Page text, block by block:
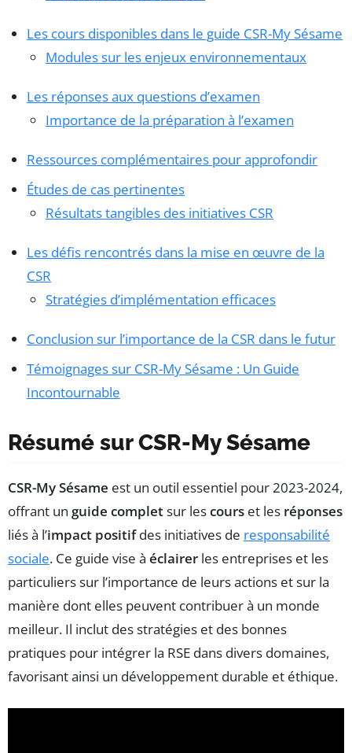
Les cours disponibles dans le guide CSR-My Sésame
Modules sur les enjeux environnementaux
Les réponses aux questions d’examen
Importance de la préparation à l’examen
Ressources complémentaires pour approfondir
Études de cas pertinentes
Résultats tangibles des initiatives CSR
Les défis rencontrés dans la mise en œuvre de la
CSR
Stratégies d’implémentation efficaces
Conclusion sur l’importance de la CSR dans le futur
Témoignages sur CSR-My Sésame : Un Guide
Incontournable
Résumé sur CSR-My Sésame
CSR-My Sésame est un outil essentiel pour 2023-2024,
offrant un guide completsur lescours et les réponses
liés à l’impact positifdes initiatives de responsabilité
sociale. Ce guide vise à éclairer les entreprises et les
particuliers sur l’importance de leurs actions et sur la
manière dont elles peuvent contribuer à un monde
meilleur. Il inclut des stratégies et des bonnes
pratiques pour intégrer la RSE dans divers domaines,
favorisant ainsi un développement durable et éthique.